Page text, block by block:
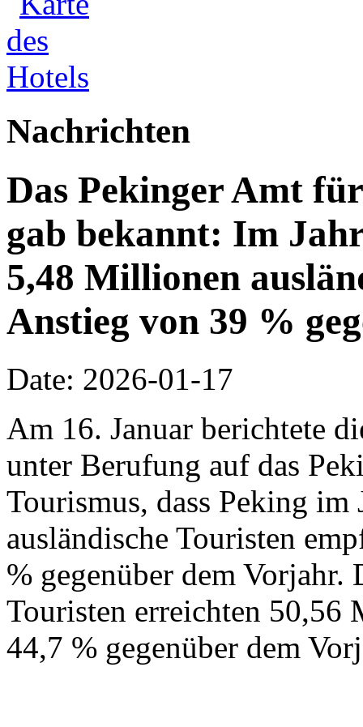
Nachrichten
Das Pekinger Amt
gab bekannt: Im
5,48 Millionen
Anstieg von 39 %
Date: 2026-01-17
Am 16. Januar berichtete
unter Berufung auf das
Tourismus, dass Peking
ausländische Touristen
% gegenüber dem Vorjahr.
Touristen erreichten 50,56
44,7 % gegenüber dem